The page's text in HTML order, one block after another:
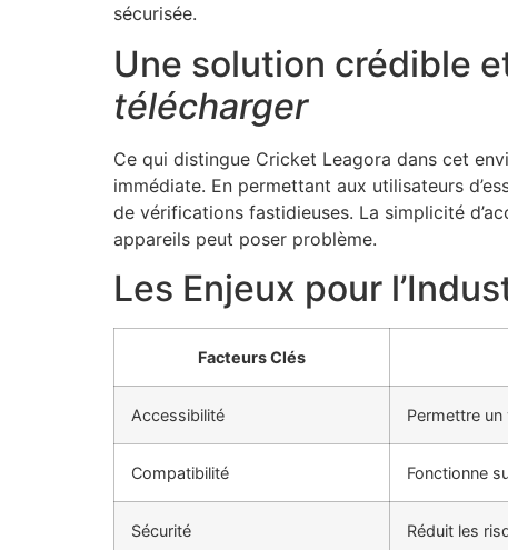
sécurisée.
Une solution crédible
télécharger
Ce qui distingue Cricket Leagora dans cet
immédiate. En permettant aux utilisateurs
de vérifications fastidieuses. La simplicité
appareils peut poser problème.
Les Enjeux pour
Facteurs Clés
Accessibilité Permettre
Compatibilité Fonctionne
Sécurité Réduit les